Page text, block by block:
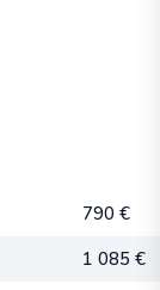
790 €
1 085 €